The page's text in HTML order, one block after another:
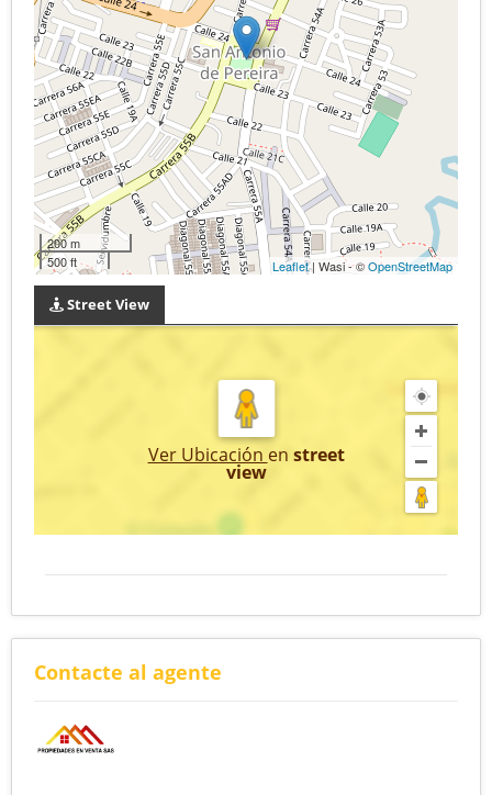
200 m
500 ft
Leaflet| Wasi - ©OpenStreetMap
Street View
Ver Ubicación en street
view
Contacte al agente